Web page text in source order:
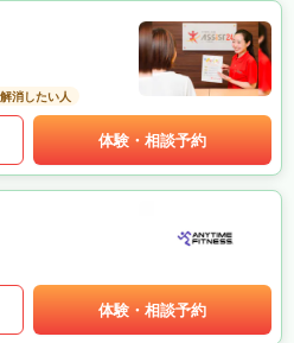
消したい人
体験・相談予約
体験・相談予約